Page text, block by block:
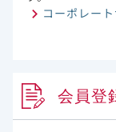
特性
副作用・安全性
コーポレー
会員登